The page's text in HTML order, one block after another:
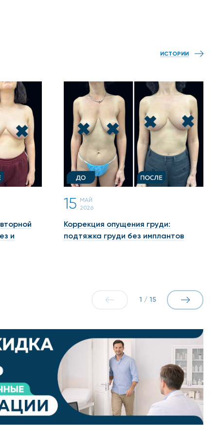
ИСТОРИИ
и
15 МАЙ
2026
Коррекция опущения груди:
подтяжка груди без имплантов
1 / 15